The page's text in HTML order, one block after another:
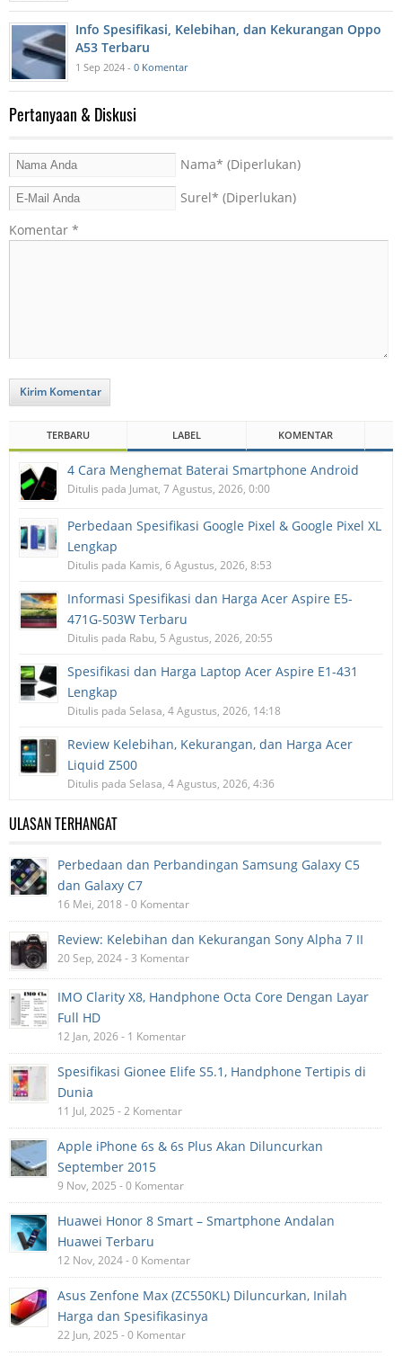
Info Spesifikasi, Kelebihan, dan Kekurangan Oppo
A53 Terbaru
1 Sep 2024 - 0 Komentar
Pertanyaan & Diskusi
Nama* (Diperlukan)
Surel* (Diperlukan)
Komentar *
Kirim Komentar
TERBARU LABEL KOMENTAR
4 Cara Menghemat Baterai Smartphone Android
Ditulis pada Jumat, 7 Agustus, 2026, 0:00
Perbedaan Spesifikasi Google Pixel & Google Pixel XL
Lengkap
Ditulis pada Kamis, 6 Agustus, 2026, 8:53
Informasi Spesifikasi dan Harga Acer Aspire E5-
471G-503W Terbaru
Ditulis pada Rabu, 5 Agustus, 2026, 20:55
Spesifikasi dan Harga Laptop Acer Aspire E1-431
Lengkap
Ditulis pada Selasa, 4 Agustus, 2026, 14:18
Review Kelebihan, Kekurangan, dan Harga Acer
Liquid Z500
Ditulis pada Selasa, 4 Agustus, 2026, 4:36
ULASAN TERHANGAT
Perbedaan dan Perbandingan Samsung Galaxy C5
dan Galaxy C7
16 Mei, 2018 - 0 Komentar
Review: Kelebihan dan Kekurangan Sony Alpha 7 II
20 Sep, 2024 - 3 Komentar
IMO Clarity X8, Handphone Octa Core Dengan Layar
Full HD
12 Jan, 2026 - 1 Komentar
Spesifikasi Gionee Elife S5.1, Handphone Tertipis di
Dunia
11 Jul, 2025 - 2 Komentar
Apple iPhone 6s & 6s Plus Akan Diluncurkan
September 2015
9 Nov, 2025 - 0 Komentar
Huawei Honor 8 Smart – Smartphone Andalan
Huawei Terbaru
12 Nov, 2024 - 0 Komentar
Asus Zenfone Max (ZC550KL) Diluncurkan, Inilah
Harga dan Spesifikasinya
22 Jun, 2025 - 0 Komentar